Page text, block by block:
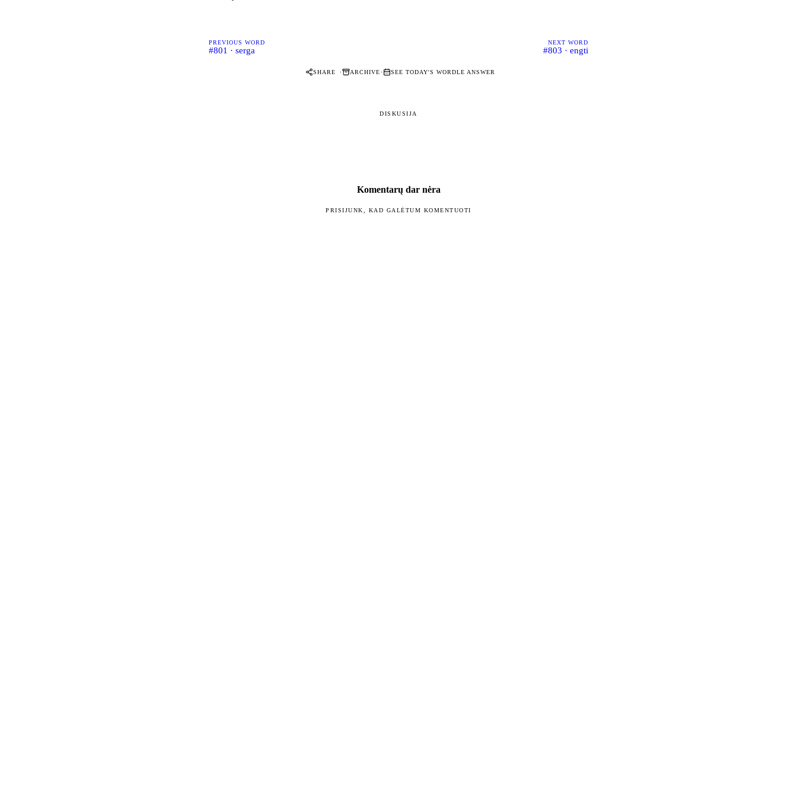
PREVIOUS WORD
#801 · serga
NEXT WORD
#803 · engti
SHARE · ARCHIVE· SEE TODAY'S WORDLE ANSWER
DISKUSIJA
Komentarų dar nėra
PRISIJUNK, KAD GALĖTUM KOMENTUOTI